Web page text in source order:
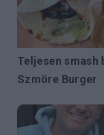
Teljesen
Szmöre Burger